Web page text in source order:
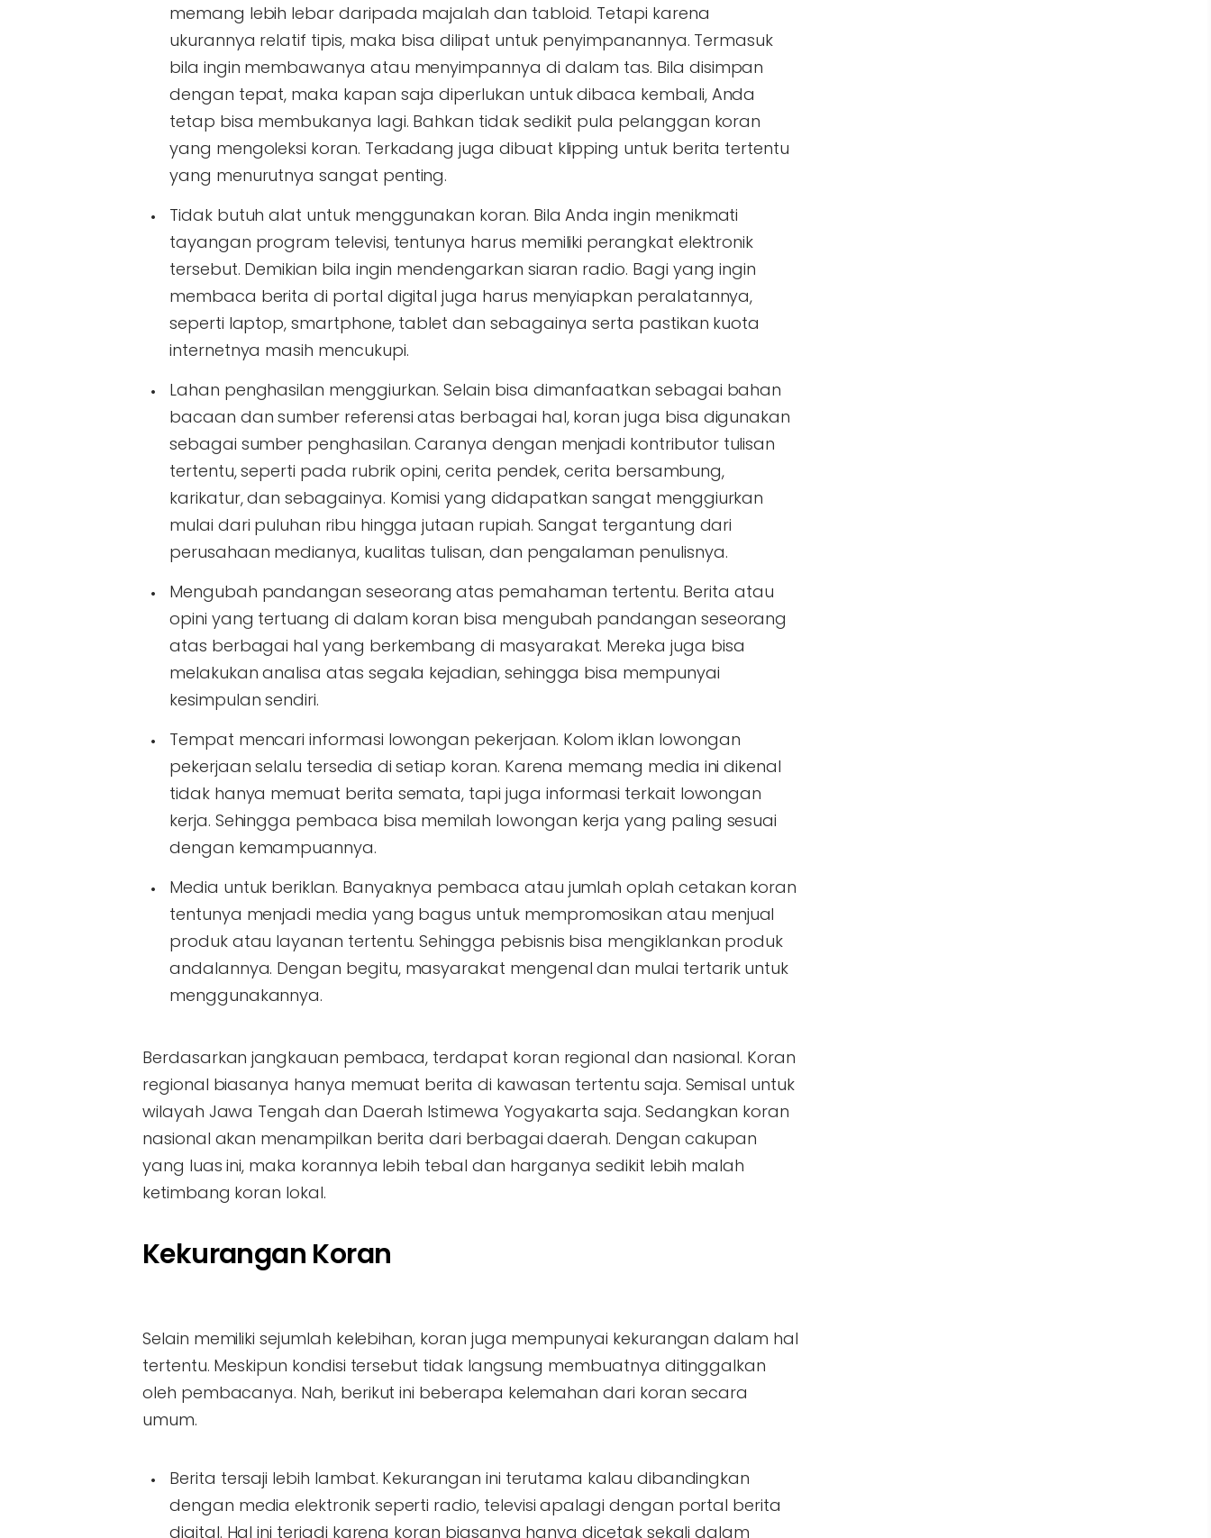
memang lebih lebar daripada majalah dan tabloid. Tetapi karena
ukurannya relatif tipis, maka bisa dilipat untuk penyimpanannya. Termasuk
bila ingin membawanya atau menyimpannya di dalam tas. Bila disimpan
dengan tepat, maka kapan saja diperlukan untuk dibaca kembali, Anda
tetap bisa membukanya lagi. Bahkan tidak sedikit pula pelanggan koran
yang mengoleksi koran. Terkadang juga dibuat klipping untuk berita tertentu
yang menurutnya sangat penting.
Tidak butuh alat untuk menggunakan koran. Bila Anda ingin menikmati
tayangan program televisi, tentunya harus memiliki perangkat elektronik
tersebut. Demikian bila ingin mendengarkan siaran radio. Bagi yang ingin
membaca berita di portal digital juga harus menyiapkan peralatannya,
seperti laptop, smartphone, tablet dan sebagainya serta pastikan kuota
internetnya masih mencukupi.
Lahan penghasilan menggiurkan. Selain bisa dimanfaatkan sebagai bahan
bacaan dan sumber referensi atas berbagai hal, koran juga bisa digunakan
sebagai sumber penghasilan. Caranya dengan menjadi kontributor tulisan
tertentu, seperti pada rubrik opini, cerita pendek, cerita bersambung,
karikatur, dan sebagainya. Komisi yang didapatkan sangat menggiurkan
mulai dari puluhan ribu hingga jutaan rupiah. Sangat tergantung dari
perusahaan medianya, kualitas tulisan, dan pengalaman penulisnya.
Mengubah pandangan seseorang atas pemahaman tertentu. Berita atau
opini yang tertuang di dalam koran bisa mengubah pandangan seseorang
atas berbagai hal yang berkembang di masyarakat. Mereka juga bisa
melakukan analisa atas segala kejadian, sehingga bisa mempunyai
kesimpulan sendiri.
Tempat mencari informasi lowongan pekerjaan. Kolom iklan lowongan
pekerjaan selalu tersedia di setiap koran. Karena memang media ini dikenal
tidak hanya memuat berita semata, tapi juga informasi terkait lowongan
kerja. Sehingga pembaca bisa memilah lowongan kerja yang paling sesuai
dengan kemampuannya.
Media untuk beriklan. Banyaknya pembaca atau jumlah oplah cetakan koran
tentunya menjadi media yang bagus untuk mempromosikan atau menjual
produk atau layanan tertentu. Sehingga pebisnis bisa mengiklankan produk
andalannya. Dengan begitu, masyarakat mengenal dan mulai tertarik untuk
menggunakannya.
Berdasarkan jangkauan pembaca, terdapat koran regional dan nasional. Koran
regional biasanya hanya memuat berita di kawasan tertentu saja. Semisal untuk
wilayah Jawa Tengah dan Daerah Istimewa Yogyakarta saja. Sedangkan koran
nasional akan menampilkan berita dari berbagai daerah. Dengan cakupan
yang luas ini, maka korannya lebih tebal dan harganya sedikit lebih malah
ketimbang koran lokal.
Kekurangan Koran
Selain memiliki sejumlah kelebihan, koran juga mempunyai kekurangan dalam hal
tertentu. Meskipun kondisi tersebut tidak langsung membuatnya ditinggalkan
oleh pembacanya. Nah, berikut ini beberapa kelemahan dari koran secara
umum.
Berita tersaji lebih lambat. Kekurangan ini terutama kalau dibandingkan
dengan media elektronik seperti radio, televisi apalagi dengan portal berita
digital. Hal ini terjadi karena koran biasanya hanya dicetak sekali dalam